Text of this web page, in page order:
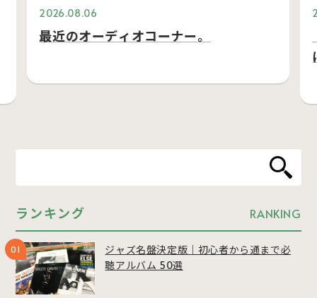
2026.08.06
最近のオーディオコーナー。
ランキング RANKING
ジャズ名盤決定版｜初心者から通まで必
聴アルバム 50選